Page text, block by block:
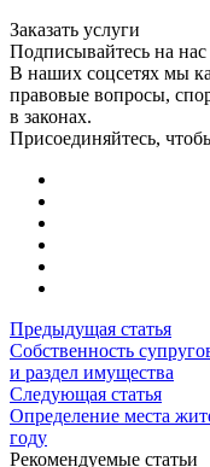
Заказать услуги
Подписывайтесь на нас
В наших соцсетях мы
правовые вопросы,
в законах.
Присоединяйтесь,
Предыдущая статья
Собственность
и раздел имущества
Следующая статья
Определение места
году
Рекомендуемые статьи